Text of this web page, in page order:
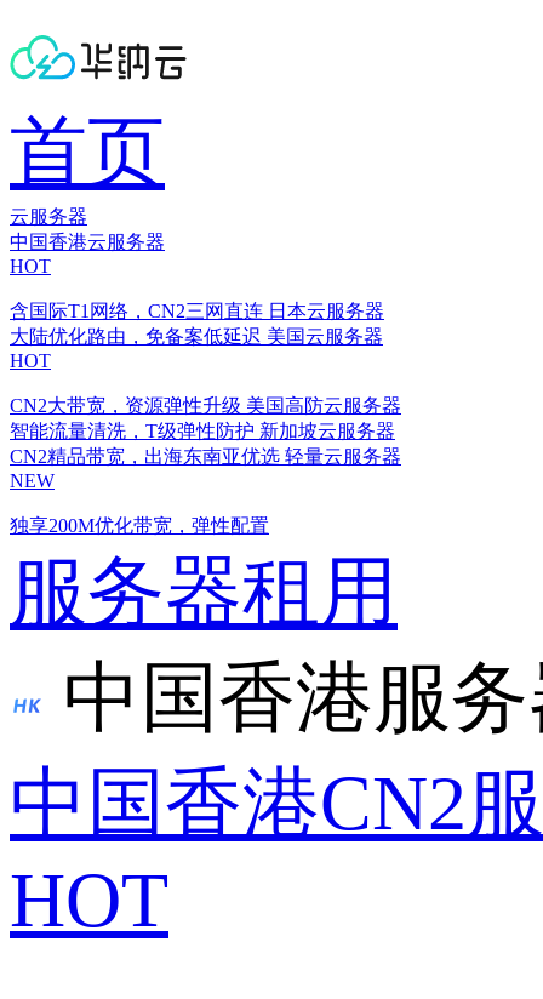
首页
云服务器
中国香港云服务器
HOT
含国际T1网络，CN2三网直连 日本云服务器
大陆优化路由，免备案低延迟 美国云服务器
HOT
CN2大带宽，资源弹性升级 美国高防云服务器
智能流量清洗，T级弹性防护 新加坡云服务器
CN2精品带宽，出海东南亚优选 轻量云服务器
NEW
独享200M优化带宽，弹性配置
服务器租用
中国香港服
中国香港CN2
HOT